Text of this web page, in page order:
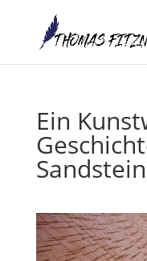
Ein
Sandstein